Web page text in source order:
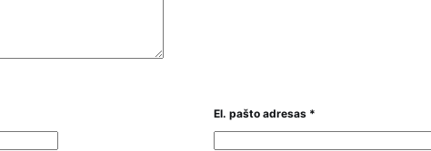
El. pašto adresas *